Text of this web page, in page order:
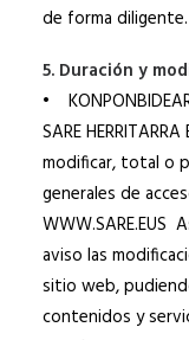
de forma diligente.
5. Duración y
•
SARE
modificar, total o
generales de
WWW.SARE.EUS
aviso las
sitio web,
contenidos y